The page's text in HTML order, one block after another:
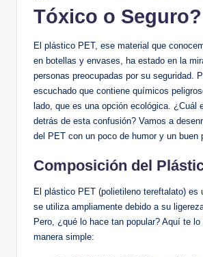
Tóxico o Seguro?
El plástico PET, ese material que
en botellas ‍y​ envases, ha estado en ​la
personas ​preocupadas⁢ por su seguridad.
escuchado que ⁣contiene químicos
lado, que es una⁣ opción ecológica. ¿Cuál
detrás⁤ de esta confusión? Vamos a
del ⁣PET con un poco de humor y ⁤un buen
Composición del
El plástico PET (polietileno tereftalato) es
se utiliza ampliamente ‍debido a ⁢su
Pero, ¿qué lo ​hace tan popular? Aquí‌ te
‍manera simple: